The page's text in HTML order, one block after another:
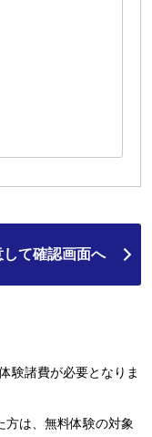
験諸費が必要となりま
は、無料体験の対象